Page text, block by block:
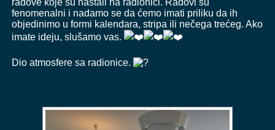
radove koje su nastali na radionici. Radovi su
fenomenalni i nadamo se da ćemo imati priliku da ih
objedinimo u formi kalendara, stripa ili nečega trećeg. Ako
imate ideju, slušamo vas.
Dio atmosfere sa radionice.